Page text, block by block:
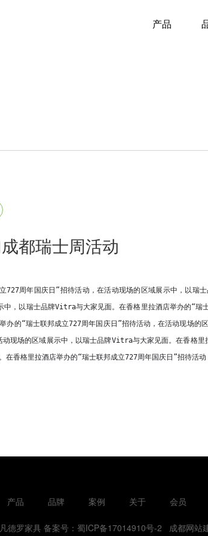
产品
都瑞士周活动
727周年国庆日”招待活动，在活动现场的区域展示中，以瑞
中，以瑞士品牌Vitra与大家见面。在香格里拉酒店举办的“瑞
办的“瑞士联邦成立727周年国庆日”招待活动，在活动现场
动现场的区域展示中，以瑞士品牌Vitra与大家见面。在香格里
在香格里拉酒店举办的“瑞士联邦成立727周年国庆日”招待活
产品 品牌 案例 关于 会员
德罗家具 备案号：蜀ICP备17014910号-2 成都网站